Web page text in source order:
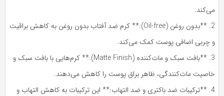
2. **بدون روغن (Oil-free):** کرم ضد آفتاب بدون روغن به کاهش براقیت
چربی اضافی پوست کمک می‌کند.
3. **بافت سبک و مات‌کننده (Matte Finish):** کرم‌هایی با بافت سبک و
مات‌کنندگی، ظاهر براق پوست را کاهش می‌دهند.
4. **ترکیبات ضد باکتری و ضد التهاب:** این ترکیبات به کاهش التهاب و